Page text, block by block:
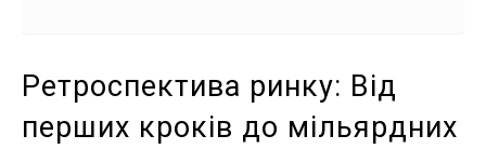
Ретроспектива ринку: Від
перших кроків до мільярдних